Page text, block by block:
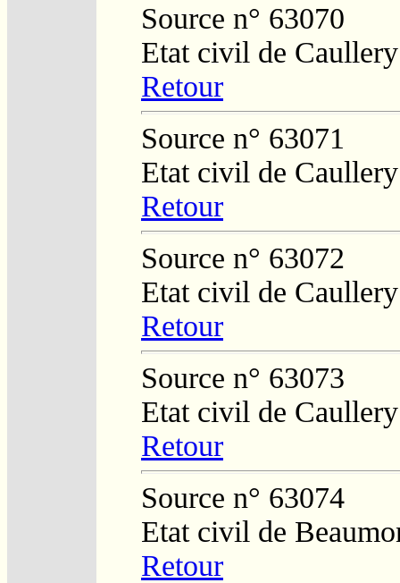
Source n° 63070
Etat civil de
Retour
Source n° 63071
Etat civil de Caullery
Retour
Source n° 63072
Etat civil de Caullery
Retour
Source n° 63073
Etat civil de Caullery
Retour
Source n° 63074
Etat civil de
Retour